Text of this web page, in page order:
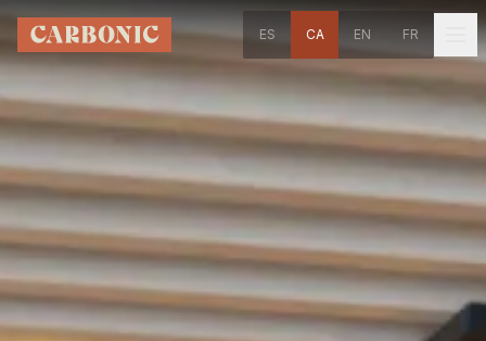
Anar al contingut principal
ES CA EN FR